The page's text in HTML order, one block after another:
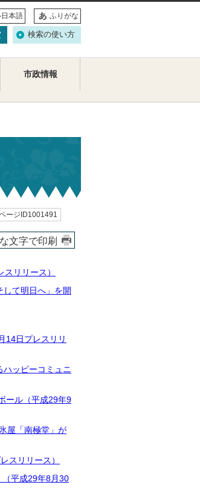
本語 ふりがな
検索の使い方
市政情報
ージID1001491
文字で印刷
リリース）
て明日へ」を開
14日プレスリリ
ハッピーコミュニ
ール（平成29年9
屋「南極堂」が
スリリース）
（平成29年8月30